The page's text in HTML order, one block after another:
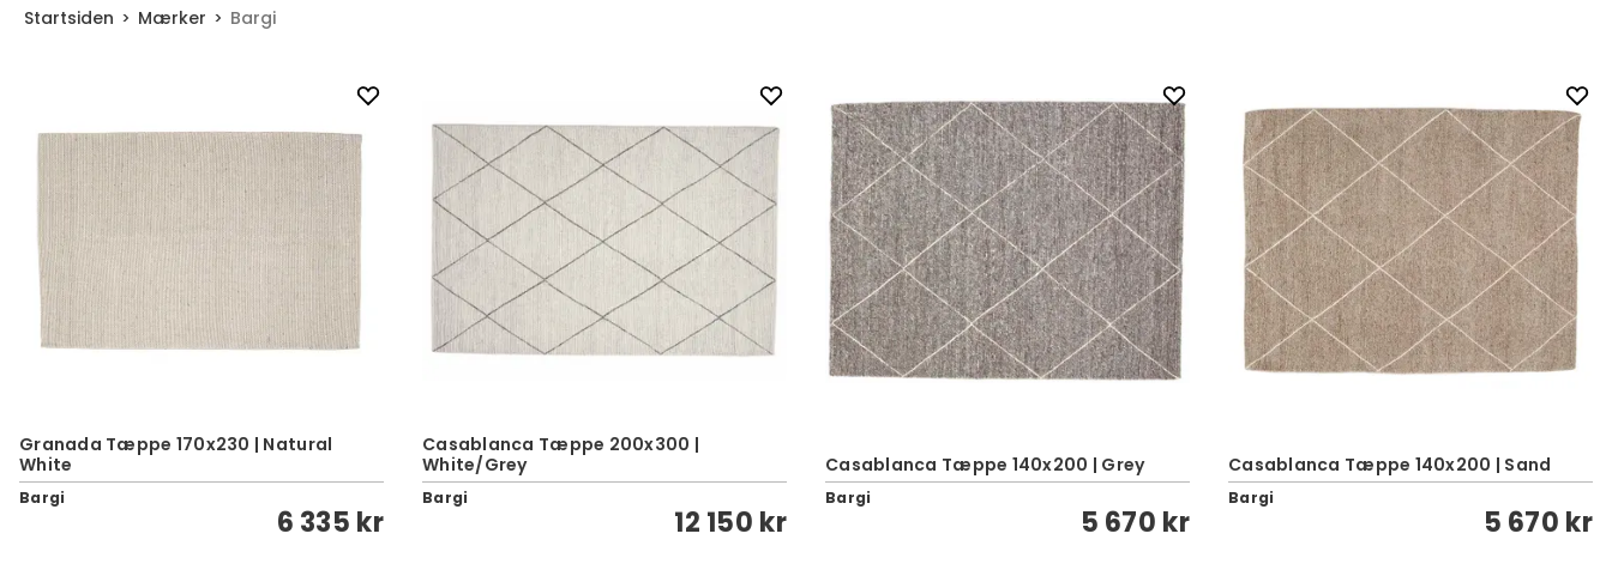
Startsiden Mærker Bargi
Granada Tæppe 170x230 | Natural
White
Bargi
6 335 kr
Casablanca Tæppe 200x300 |
White/Grey
Bargi
12 150 kr
Casablanca Tæppe 140x200 | Grey
Bargi
5 670 kr
Casablanca Tæppe 140x200 | Sand
Bargi
5 670 kr